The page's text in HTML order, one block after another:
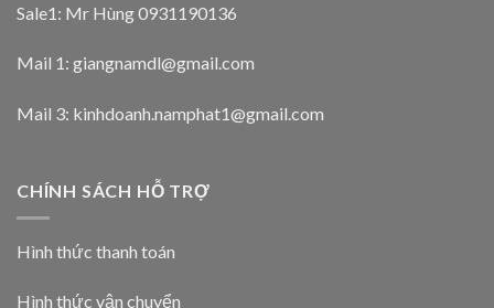
Sale1: Mr Hùng 0931190136
Mail 1: giangnamdl@gmail.com
Mail 3: kinhdoanh.namphat1@gmail.com
CHÍNH SÁCH HỖ TRỢ
Hình thức thanh toán
Hình thức vận chuyển